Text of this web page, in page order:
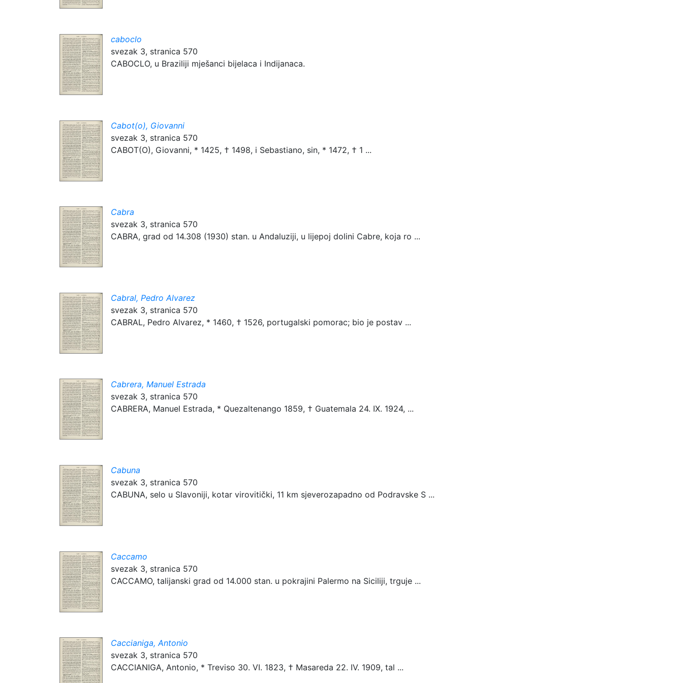
caboclo
svezak 3, stranica 570
CABOCLO, u Braziliji mješanci bijelaca i Indijanaca.
Cabot(o), Giovanni
svezak 3, stranica 570
CABOT(O), Giovanni, * 1425, † 1498, i Sebastiano, sin, * 1472, † 1 ...
Cabra
svezak 3, stranica 570
CABRA, grad od 14.308 (1930) stan. u Andaluziji, u lijepoj dolini Cabre, koja ro ...
Cabral, Pedro Alvarez
svezak 3, stranica 570
CABRAL, Pedro Alvarez, * 1460, † 1526, portugalski pomorac; bio je postav ...
Cabrera, Manuel Estrada
svezak 3, stranica 570
CABRERA, Manuel Estrada, * Quezaltenango 1859, † Guatemala 24. IX. 1924, ...
Cabuna
svezak 3, stranica 570
CABUNA, selo u Slavoniji, kotar virovitički, 11 km sjeverozapadno od Podravske S ...
Caccamo
svezak 3, stranica 570
CACCAMO, talijanski grad od 14.000 stan. u pokrajini Palermo na Siciliji, trguje ...
Caccianiga, Antonio
svezak 3, stranica 570
CACCIANIGA, Antonio, * Treviso 30. VI. 1823, † Masareda 22. IV. 1909, tal ...